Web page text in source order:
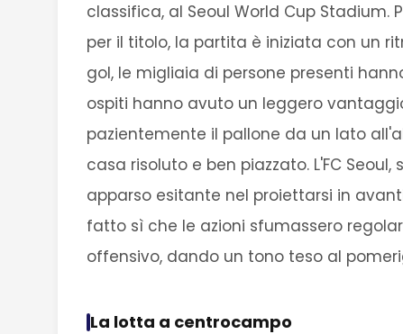
classifica, al Seoul World Cup
per il titolo, la partita è iniziata con un
gol, le migliaia di persone presenti
ospiti hanno avuto un leggero
pazientemente il pallone da un lato
casa risoluto e ben piazzato. L'FC
apparso esitante nel proiettarsi in
fatto sì che le azioni sfumassero
offensivo, dando un tono teso al
La lotta a centrocampo